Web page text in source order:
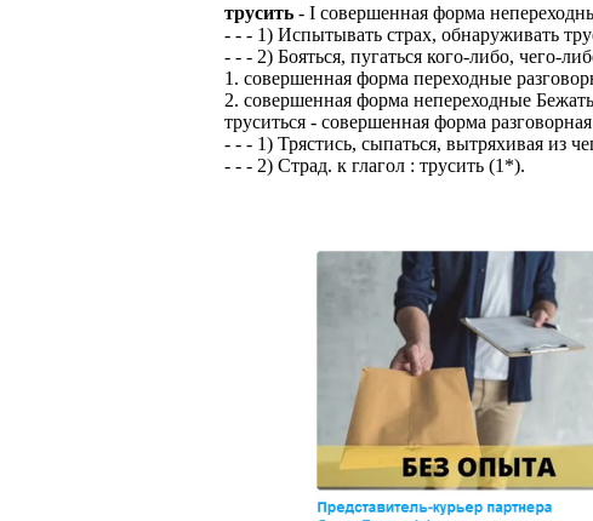
трусить - I совершенная форма
- - - 1) Испытывать страх, обнаруживать
- - - 2) Бояться, пугаться кого-либо, чего-
1. совершенная форма переходные
2. совершенная форма непереходные
труситься - совершенная форма
- - - 1) Трястись, сыпаться, вытряхивая из
- - - 2) Страд. к глагол : трусить (1*).